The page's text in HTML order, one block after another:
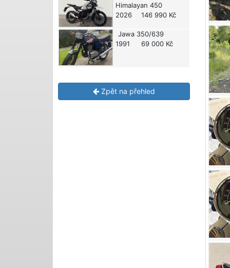
Himalayan 450
2026
146 990 Kč
Jawa 350/639
1991
69 000 Kč
Zpět na přehled